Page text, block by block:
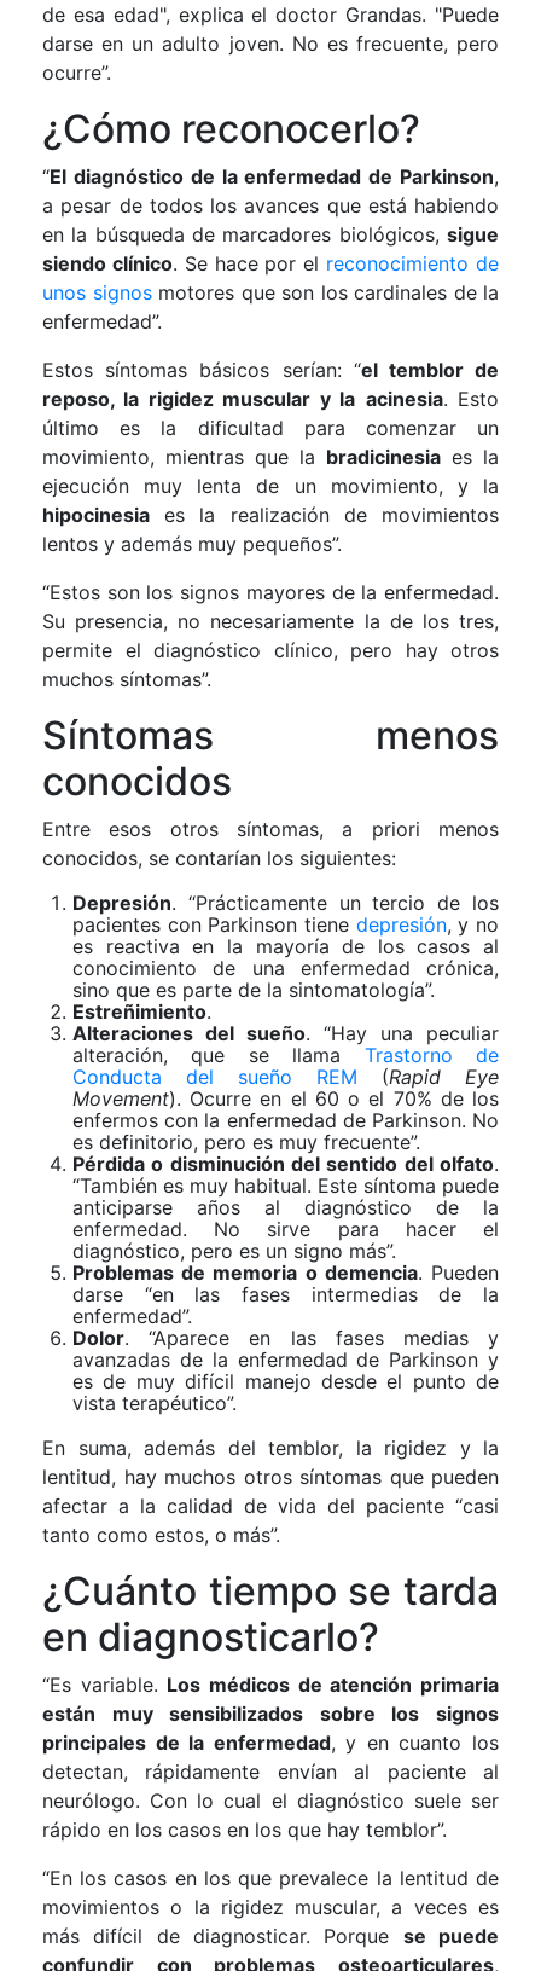
de esa edad", explica el doctor Grandas. "Puede
darse en un adulto joven. No es frecuente, pero
ocurre”.
¿Cómo reconocerlo?
“El diagnóstico de la enfermedad de Parkinson,
a pesar de todos los avances que está habiendo
en la búsqueda de marcadores biológicos, sigue
siendo clínico. Se hace por el reconocimiento de
unos signosmotores que son los cardinales de la
enfermedad”.
Estos síntomas básicos serían: “el temblor de
reposo, la rigidez muscular y la acinesia. Esto
último es la dificultad para comenzar un
movimiento, mientras que la bradicinesia es la
ejecución muy lenta de un movimiento, y la
hipocinesia es la realización de movimientos
lentos y además muy pequeños”.
“Estos son los signos mayores de la enfermedad.
Su presencia, no necesariamente la de los tres,
permite el diagnóstico clínico, pero hay otros
muchos síntomas”.
Síntomas menos
conocidos
Entre esos otros síntomas, a priori menos
conocidos, se contarían los siguientes:
Depresión. “Prácticamente un tercio de los
pacientes con Parkinson tiene depresión, y no
es reactiva en la mayoría de los casos al
conocimiento de una enfermedad crónica,
sino que es parte de la sintomatología”.
Estreñimiento.
Alteraciones del sueño. “Hay una peculiar
alteración, que se llama Trastorno de
Conducta del sueño REM (Rapid Eye
Movement). Ocurre en el 60 o el 70% de los
enfermos con la enfermedad de Parkinson. No
es definitorio, pero es muy frecuente”.
Pérdida o disminución del sentido del olfato.
“También es muy habitual. Este síntoma puede
anticiparse años al diagnóstico de la
enfermedad. No sirve para hacer el
diagnóstico, pero es un signo más”.
Problemas de memoria o demencia. Pueden
darse “en las fases intermedias de la
enfermedad”.
Dolor. “Aparece en las fases medias y
avanzadas de la enfermedad de Parkinson y
es de muy difícil manejo desde el punto de
vista terapéutico”.
En suma, además del temblor, la rigidez y la
lentitud, hay muchos otros síntomas que pueden
afectar a la calidad de vida del paciente “casi
tanto como estos, o más”.
¿Cuánto tiempo se tarda
en diagnosticarlo?
“Es variable. Los médicos de atención primaria
están muy sensibilizados sobre los signos
principales de la enfermedad, y en cuanto los
detectan, rápidamente envían al paciente al
neurólogo. Con lo cual el diagnóstico suele ser
rápido en los casos en los que hay temblor”.
“En los casos en los que prevalece la lentitud de
movimientos o la rigidez muscular, a veces es
más difícil de diagnosticar. Porque se puede
confundir con problemas osteoarticulares,